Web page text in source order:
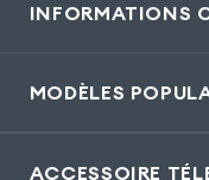
INFORMATIONS
MODÈLES
ACCESSOIRE